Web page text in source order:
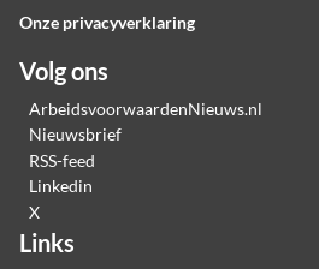
Onze privacyverklaring
Volg ons
ArbeidsvoorwaardenNieuws.nl
Nieuwsbrief
RSS-feed
Linkedin
X
Links